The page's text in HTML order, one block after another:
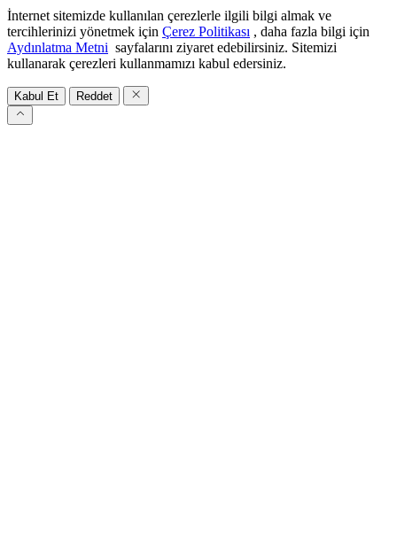
İnternet sitemizde kullanılan çerezlerle ilgili bilgi almak ve
tercihlerinizi yönetmek için Çerez Politikası , daha fazla bilgi için
Aydınlatma Metni sayfalarını ziyaret edebilirsiniz. Sitemizi
kullanarak çerezleri kullanmamızı kabul edersiniz.
Kabul Et Reddet